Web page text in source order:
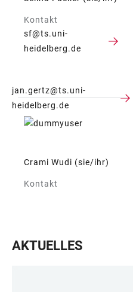
jan.gertz@ts.uni-
heidelberg.de
Kontakt
sf@ts.uni-
heidelberg.de
Crami Wudi (sie/ihr)
Kontakt
AKTUELLES